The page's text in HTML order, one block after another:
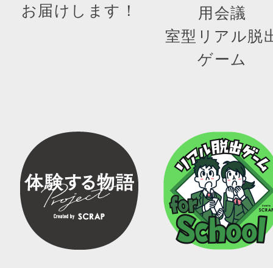
お届けします！
用会議
室型リアル脱
ゲーム